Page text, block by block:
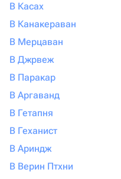
В Касах
В Канакераван
В Мерцаван
В Джрвеж
В Паракар
В Аргаванд
В Гетапня
В Геханист
В Ариндж
В Верин Птхни